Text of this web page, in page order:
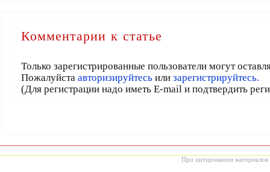
Комментарии к статье
Только зарегистрированные пользователи могут
Пожалуйста авторизируйтесьили зарегистрируйтесь.
(Для регистрации надо иметь E-mail и подтвердить
При цитировании материалов